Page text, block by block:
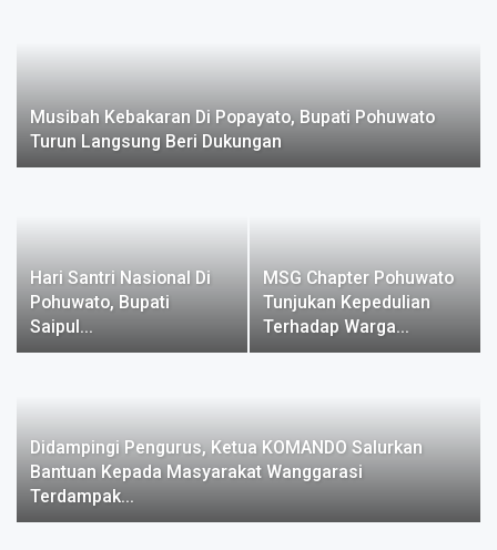
Musibah Kebakaran Di Popayato, Bupati Pohuwato
Turun Langsung Beri Dukungan
Hari Santri Nasional Di
Pohuwato, Bupati
Saipul…
MSG Chapter Pohuwato
Tunjukan Kepedulian
Terhadap Warga…
Didampingi Pengurus, Ketua KOMANDO Salurkan
Bantuan Kepada Masyarakat Wanggarasi
Terdampak…